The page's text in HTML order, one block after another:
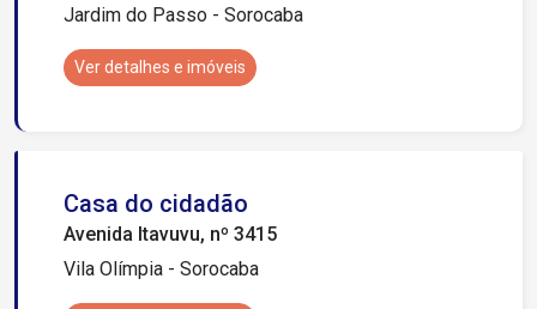
Jardim do Passo - Sorocaba
Ver detalhes e imóveis
Casa do cidadão
Avenida Itavuvu, nº 3415
Vila Olímpia - Sorocaba